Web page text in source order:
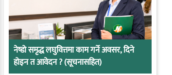
नेष्डो समृद्ध लघुवित्तमा काम गर्ने अवसर, दिने
होइन त आवेदन ? (सूचनासहित)